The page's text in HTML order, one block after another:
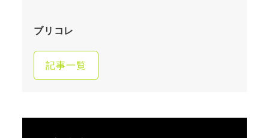
ブリコレ
記事一覧